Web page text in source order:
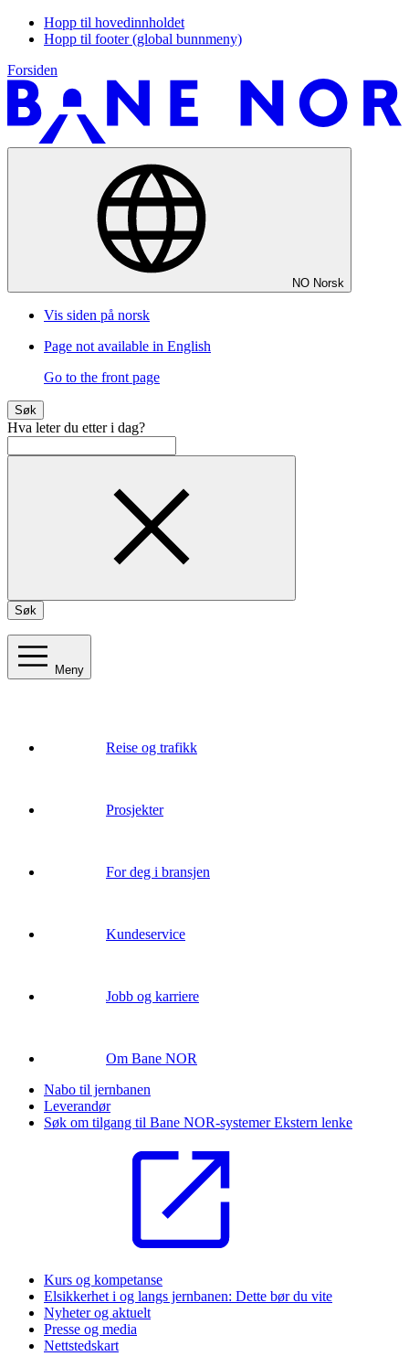
Hopp til hovedinnholdet
Hopp til footer (global bunnmeny)
Forsiden
NO Norsk
Vis siden på norsk
Page not available in English
Go to the front page
Søk
Hva leter du etter i dag?
Søk
Meny
Reise og trafikk
Prosjekter
For deg i bransjen
Kundeservice
Jobb og karriere
Om Bane NOR
Nabo til jernbanen
Leverandør
Søk om tilgang til Bane NOR-systemerEkstern lenke
Kurs og kompetanse
Elsikkerhet i og langs jernbanen: Dette bør du vite
Nyheter og aktuelt
Presse og media
Nettstedskart